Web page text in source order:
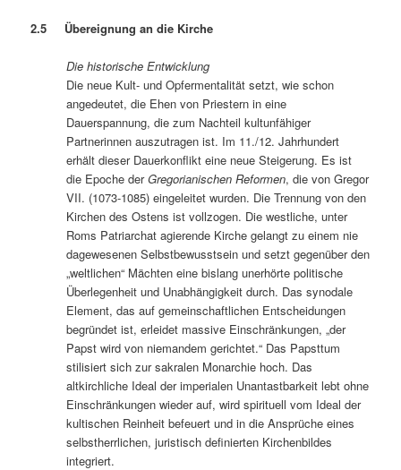
2.5 Übereignung an die Kirche
Die historische Entwicklung
Die neue Kult- und Opfermentalität setzt, wie schon
angedeutet, die Ehen von Priestern in eine
Dauerspannung, die zum Nachteil kultunfähiger
Partnerinnen auszutragen ist. Im 11./12. Jahrhundert
erhält dieser Dauerkonflikt eine neue Steigerung. Es ist
die Epoche derGregorianischen Reformen, die von Gregor
VII. (1073-1085) eingeleitet wurden. Die Trennung von den
Kirchen des Ostens ist vollzogen. Die westliche, unter
Roms Patriarchat agierende Kirche gelangt zu einem nie
dagewesenen Selbstbewusstsein und setzt gegenüber den
„weltlichen“ Mächten eine bislang unerhörte politische
Überlegenheit und Unabhängigkeit durch. Das synodale
Element, das auf gemeinschaftlichen Entscheidungen
begründet ist, erleidet massive Einschränkungen, „der
Papst wird von niemandem gerichtet.“ Das Papsttum
stilisiert sich zur sakralen Monarchie hoch. Das
altkirchliche Ideal der imperialen Unantastbarkeit lebt ohne
Einschränkungen wieder auf, wird spirituell vom Ideal der
kultischen Reinheit befeuert und in die Ansprüche eines
selbstherrlichen, juristisch definierten Kirchenbildes
integriert.